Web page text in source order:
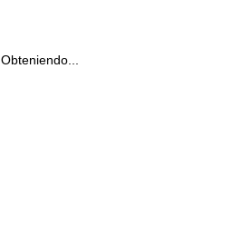
Obteniendo...